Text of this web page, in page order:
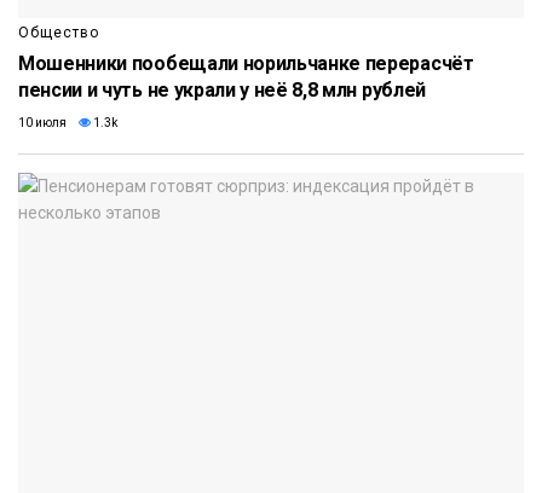
Общество
Мошенники пообещали норильчанке перерасчёт
пенсии и чуть не украли у неё 8,8 млн рублей
10 июля 1.3k